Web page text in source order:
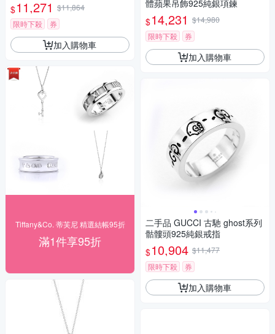
$11,271 $11,864
限時下殺
券
加入購物車
Tiffany&Co. 蒂芙尼 精選結帳95折
滿1件享95折
體蘋果吊飾925純銀項鍊
$14,231 $14,980
限時下殺
券
加入購物車
二手品 GUCCI 古馳 ghost系列
骷髏頭925純銀戒指
$10,904 $11,477
限時下殺
券
加入購物車